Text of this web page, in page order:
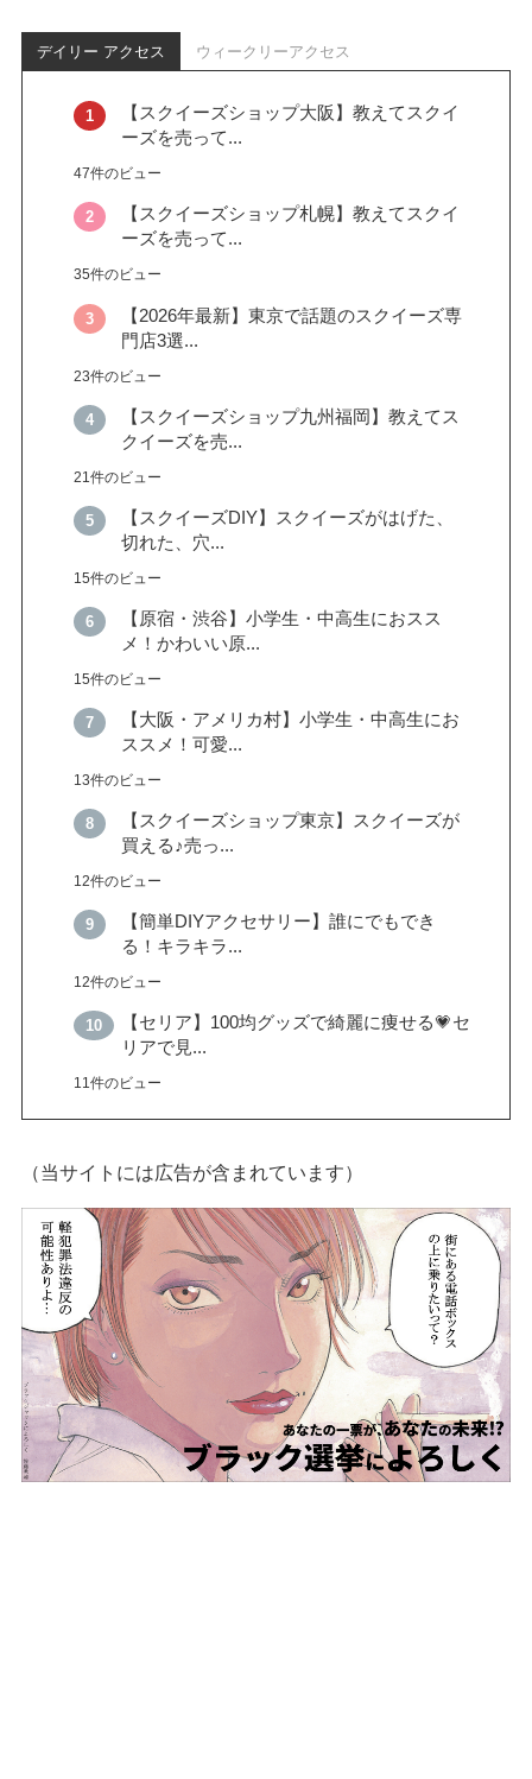
デイリー アクセス ウィークリーアクセス
【スクイーズショップ大阪】教えてスクイ
ーズを売って...
47件のビュー
【スクイーズショップ札幌】教えてスクイ
ーズを売って...
35件のビュー
【2026年最新】東京で話題のスクイーズ専
門店3選...
23件のビュー
【スクイーズショップ九州福岡】教えてス
クイーズを売...
21件のビュー
【スクイーズDIY】スクイーズがはげた、
切れた、穴...
15件のビュー
【原宿・渋谷】小学生・中高生におスス
メ！かわいい原...
15件のビュー
【大阪・アメリカ村】小学生・中高生にお
ススメ！可愛...
13件のビュー
【スクイーズショップ東京】スクイーズが
買える♪売っ...
12件のビュー
【簡単DIYアクセサリー】誰にでもでき
る！キラキラ...
12件のビュー
【セリア】100均グッズで綺麗に痩せる💗セ
リアで見...
11件のビュー
（当サイトには広告が含まれています）